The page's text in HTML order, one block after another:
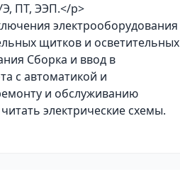
ПТ, ЭЭП.</p>
электрооборудования
щитков и осветительных
Сборка и ввод в
с автоматикой и
и обслуживанию
электрические схемы.